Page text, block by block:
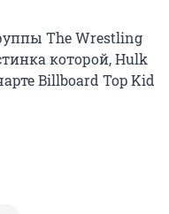
The Wrestling
которой, Hulk
Billboard Top Kid